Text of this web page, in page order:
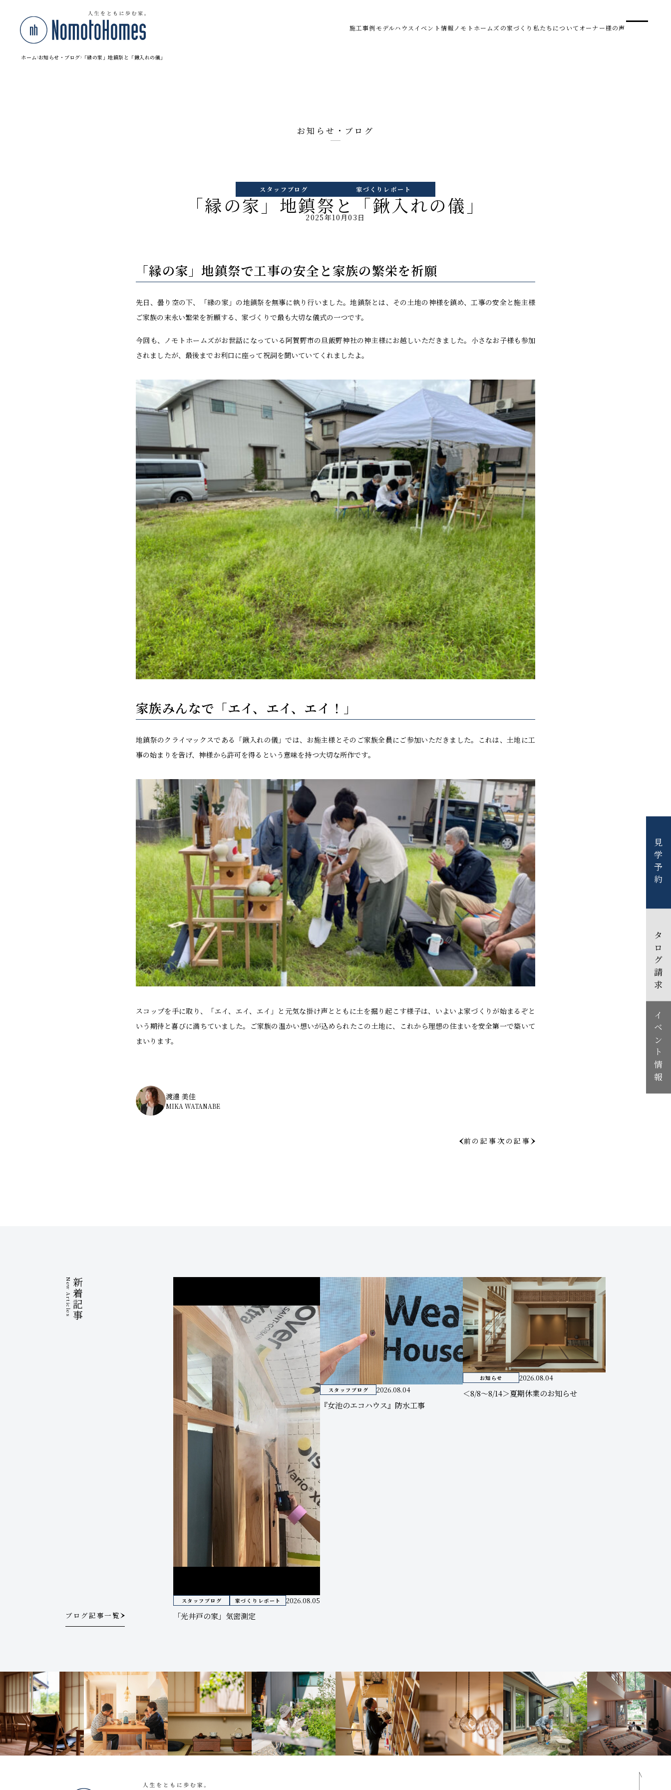
施工事例モデルハウス イベント情報 ノモトホームズの家づくり 私たちについて オーナー様の声
ホーム お知らせ・ブログ 「縁の家」地鎮祭と「鍬入れの儀」
お知らせ・ブログ
スタッフブログ 家づくりレポート
「縁の家」地鎮祭と「鍬入れの儀」
2025年10月03日
「縁の家」地鎮祭で工事の安全と家族の繁栄を祈願
先日、曇り空の下、「縁の家」の地鎮祭を無事に執り行いました。地鎮祭とは、その土地の神様を鎮め、工事の安全と施主様
ご家族の末永い繁栄を祈願する、家づくりで最も大切な儀式の一つです。
今回も、ノモトホームズがお世話になっている阿賀野市の旦飯野神社の神主様にお越しいただきました。小さなお子様も参加
されましたが、最後までお利口に座って祝詞を聞いていてくれましたよ。
家族みんなで「エイ、エイ、エイ！」
地鎮祭のクライマックスである「鍬入れの儀」では、お施主様とそのご家族全員にご参加いただきました。これは、土地に工
事の始まりを告げ、神様から許可を得るという意味を持つ大切な所作です。
スコップを手に取り、「エイ、エイ、エイ」と元気な掛け声とともに土を掘り起こす様子は、いよいよ家づくりが始まるぞと
いう期待と喜びに満ちていました。ご家族の温かい想いが込められたこの土地に、これから理想の住まいを安全第一で築いて
まいります。
渡邉 美佳
MIKA WATANABE
前の記事次の記事
New Articles新着記事
ブログ記事一覧
スタッフブログ 家づくりレポート 2026.08.05
「光井戸の家」気密測定
スタッフブログ 2026.08.04
『女池のエコハウス』防水工事
お知らせ 2026.08.04
＜8/8～8/14＞夏期休業のお知らせ
見学予約
カタログ請求
イベント情報